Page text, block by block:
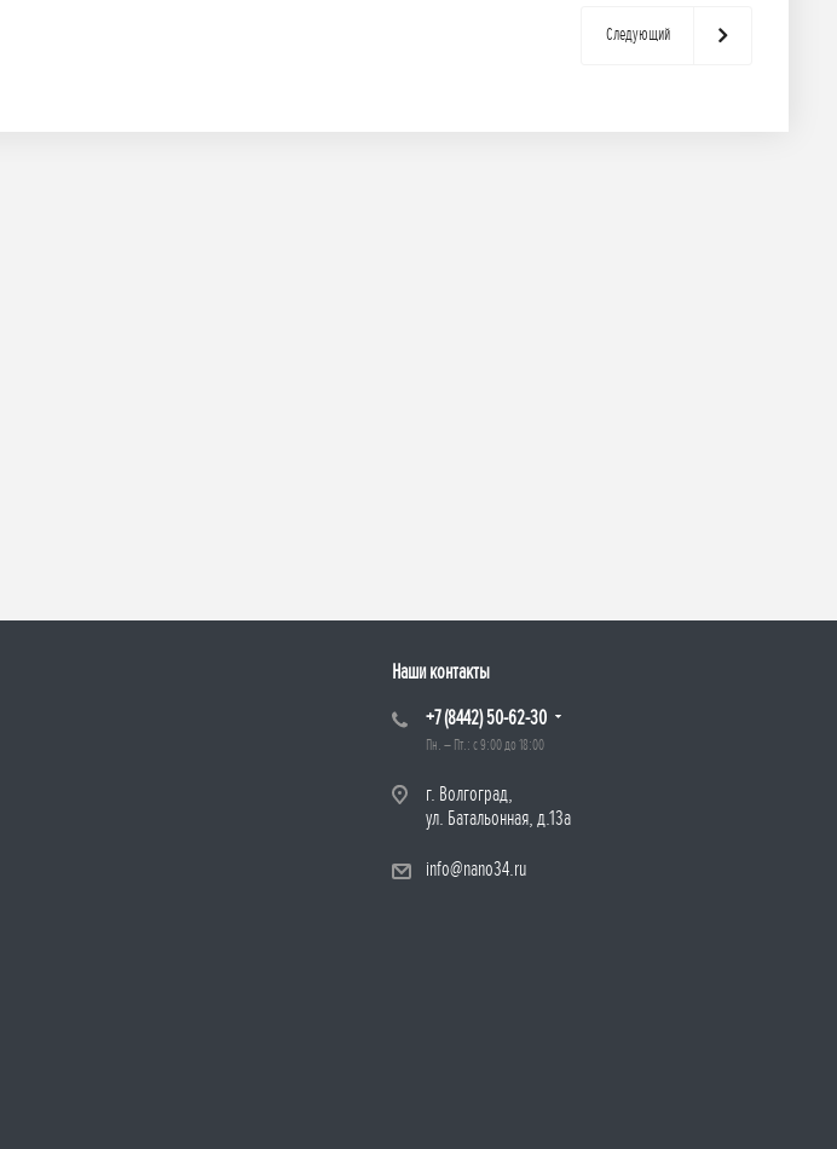
Следующий
Наши контакты
+7 (8442) 50-62-30
Пн. – Пт.: с 9:00 до 18:00
г. Волгоград,
ул. Батальонная, д.13а
info@nano34.ru